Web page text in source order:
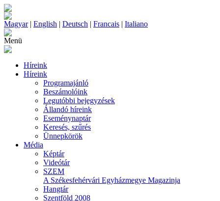
Magyar| English | Deutsch | Francais | Italiano
Menü
Híreink
Híreink
Programajánló
Beszámolóink
Legutóbbi bejegyzések
Állandó híreink
Eseménynaptár
Keresés, szűrés
Ünnepkörök
Média
Képtár
Videótár
SZEM
A Székesfehérvári Egyházmegye Magazinja
Hangtár
Szentföld 2008